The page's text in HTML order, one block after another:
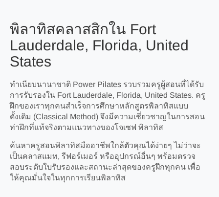
พิลาทิสคลาสสิกใน Fort
Lauderdale, Florida, United
States
ทำเนียบนานาชาติ Power Pilates รวบรวมครูผู้สอนที่ได้รับ
การรับรองใน Fort Lauderdale, Florida, United States. ครู
ฝึกของเราทุกคนสำเร็จการศึกษาหลักสูตรพิลาทิสแบบ
ดั้งเดิม (Classical Method) จึงมีความเชี่ยวชาญในการสอน
ท่าฝึกที่แท้จริงตามแนวทางของโจเซฟ พิลาทิส
ค้นหาครูสอนพิลาทิสมืออาชีพใกล้ตัวคุณได้ง่ายๆ ไม่ว่าจะ
เป็นคลาสแมท, รีฟอร์เมอร์ หรืออุปกรณ์อื่นๆ พร้อมตรวจ
สอบระดับใบรับรองและสถานะล่าสุดของครูฝึกทุกคน เพื่อ
ให้คุณมั่นใจในทุกการเรียนพิลาทิส